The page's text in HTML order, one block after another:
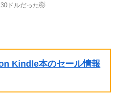
ドルだった🤯
Kindle本のセール情報